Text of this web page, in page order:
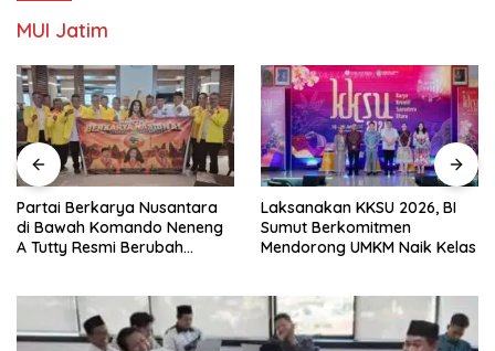
MUI Jatim
Partai Berkarya Nusantara
di Bawah Komando Neneng
A Tutty Resmi Berubah
Laksanakan KKSU 2026, BI
Sumut Berkomitmen
Mendorong UMKM Naik Kelas